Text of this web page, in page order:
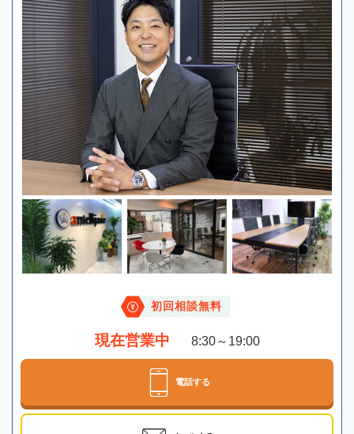
初回相談無料
現在営業中 8:30～19:00
電話する